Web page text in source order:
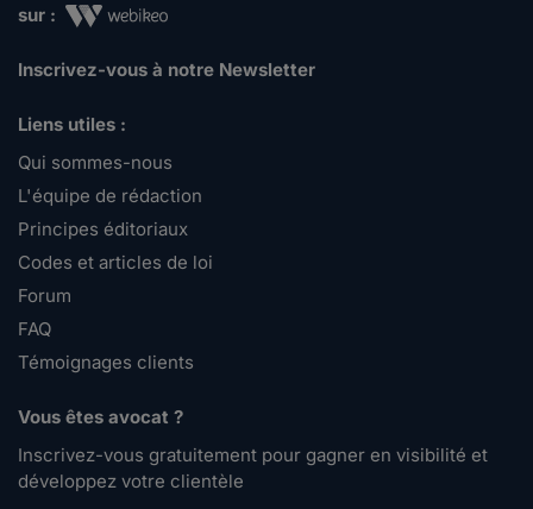
sur :
Inscrivez-vous à notre Newsletter
Liens utiles :
Qui sommes-nous
L'équipe de rédaction
Principes éditoriaux
Codes et articles de loi
Forum
FAQ
Témoignages clients
Vous êtes avocat ?
Inscrivez-vous gratuitement pour gagner en visibilité et
développez votre clientèle